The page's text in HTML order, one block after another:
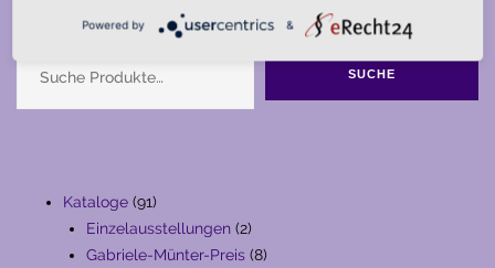
SUCHE
Kataloge 9191
Produkte
Einzelausstellungen 22
Produkte
Gabriele-Münter-Preis 88
Powered by &